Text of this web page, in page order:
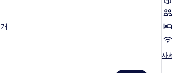
드
트
윈
사
자
스